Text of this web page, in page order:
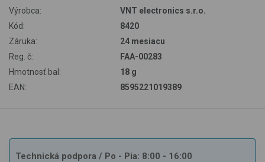
Výrobca:
VNT electronics s.r.o.
Kód:
8420
Záruka:
24 mesiacu
Reg. č:
FAA-00283
Hmotnosť bal:
18 g
EAN:
8595221019389
Technická podpora / Po - Pia: 8:00 - 16:00